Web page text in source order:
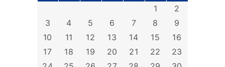
1
2
3
4 5 6 7 8
9
10
11 12 13 14 15
16
17
18 19 20 21 22
23